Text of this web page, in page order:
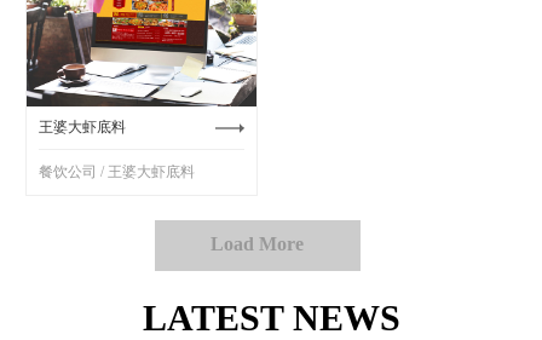
王婆大虾底料
餐饮公司 / 王婆大虾底料
Load More
LATEST NEWS